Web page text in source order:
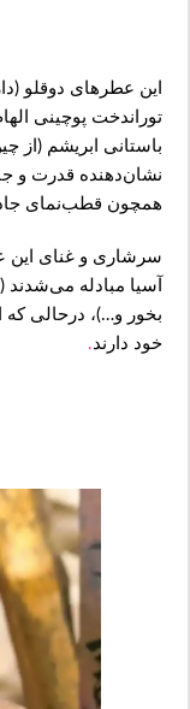
این عطرهای دوقلو
توراندخت پوچینی
باستانی ابریشم (از
نشان‌دهنده قدرت و
همچون قطب‌نمای
سرشاری و غنای این
آسیا مبادله می‌شدند
بخور و…)، درحالی که
خود دارند.